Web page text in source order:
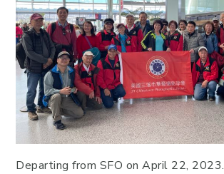
Departing from SFO on April 22, 2023.